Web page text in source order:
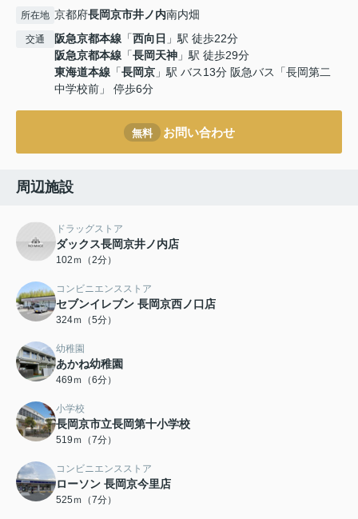
所在地 京都府長岡京市井ノ内南内畑
交通 阪急京都本線 「西向日 」駅 徒歩22分
阪急京都本線 「長岡天神 」駅 徒歩29分
東海道本線 「長岡京 」駅 バス13分 阪急バス「長岡第二
中学校前」 停歩6分
無料 お問い合わせ
周辺施設
ドラッグストア
ダックス長岡京井ノ内店
102ｍ（2分）
コンビニエンスストア
セブンイレブン 長岡京西ノ口店
324ｍ（5分）
幼稚園
あかね幼稚園
469ｍ（6分）
小学校
長岡京市立長岡第十小学校
519ｍ（7分）
コンビニエンスストア
ローソン 長岡京今里店
525ｍ（7分）